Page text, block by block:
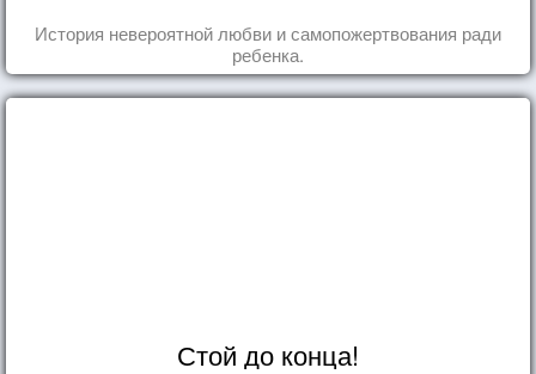
История невероятной любви и самопожертвования ради
ребенка.
Стой до конца!